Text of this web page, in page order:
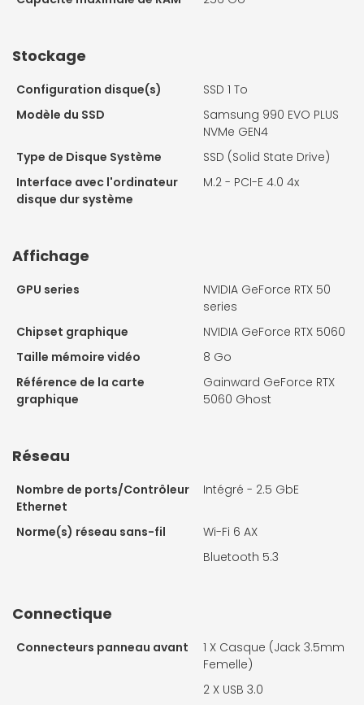
Stockage
Configuration disque(s)
SSD 1 To
Modèle du SSD
Samsung 990 EVO PLUS
NVMe GEN4
Type de Disque Système
SSD (Solid State Drive)
Interface avec l'ordinateur
disque dur système
M.2 - PCI-E 4.0 4x
Affichage
GPU series
NVIDIA GeForce RTX 50
series
Chipset graphique
NVIDIA GeForce RTX 5060
Taille mémoire vidéo
8 Go
Référence de la carte
graphique
Gainward GeForce RTX
5060 Ghost
Réseau
Nombre de ports/Contrôleur
Ethernet
Intégré - 2.5 GbE
Norme(s) réseau sans-fil
Wi-Fi 6 AX
Bluetooth 5.3
Connectique
Connecteurs panneau avant 1 X Casque (Jack 3.5mm
Femelle)
2 X USB 3.0